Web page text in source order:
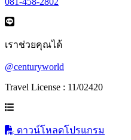
เราช่วยคุณได้
@centuryworld
Travel License : 11/02420
ดาวน์โหลดโปรแกรม